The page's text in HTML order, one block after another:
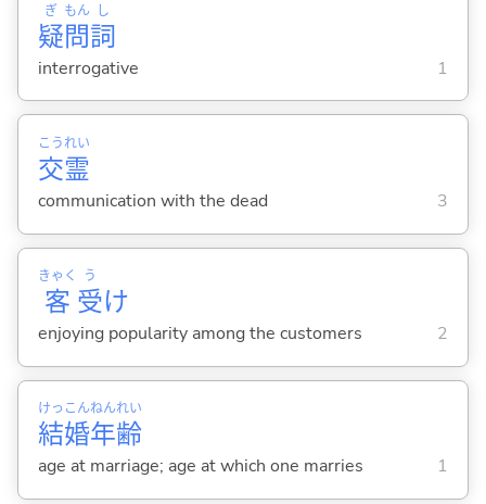
疑
ぎ
問
もん
詞
し
interrogative 1
交
こう
霊
れい
communication with the dead 3
客
きゃく
受
う
け
enjoying popularity among the customers 2
結
けっ
婚
こん
年
ねん
齢
れい
age at marriage; age at which one marries 1